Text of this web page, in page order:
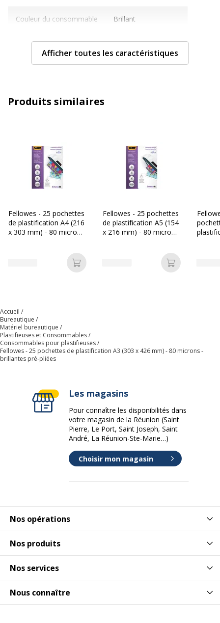
Couleur du consommable Brillant
Diamètre 303 mm
Type de consommable Pochettes plastifiées
Caractéristiques générales
Caractéristiques générales
Catégorie de
Accessoires de plastification
Code barre maitre
Marque
Divers
Consommables inclus Pack de 25
Données logistiques
Hauteur emballée 6 cm
Largeur emballée 32.5 cm
Poids emballé 580 g
Profondeur emballée 47.5 cm
Quantité emballée 1
Afficher toutes les caractéristiques
Produits similaires
Fellowes - 25 pochettes
de plastification A4 (216
x 303 mm) - 80 microns
Ajouter au panier
Fellowes - 25 pochettes
de plastification A5 (154
x 216 mm) - 80 microns
Ajouter au
Accueil
Bureautique
Matériel bureautique
Plastifieuses et Consommables
Consommables pour plastifieuses
Fellowes - 25 pochettes de plastification A3 (303 x 426 mm) - 80 microns -
brillantes pré-pliées
Nos opérations
Nos produits
Nos services
Nous connaître
Les magasins
Pour connaître les disponibilités dans
votre magasin de la Réunion (Saint
Pierre, Le Port, Saint Joseph, Saint
André, La Réunion-Ste-Marie…)
Choisir mon magasin